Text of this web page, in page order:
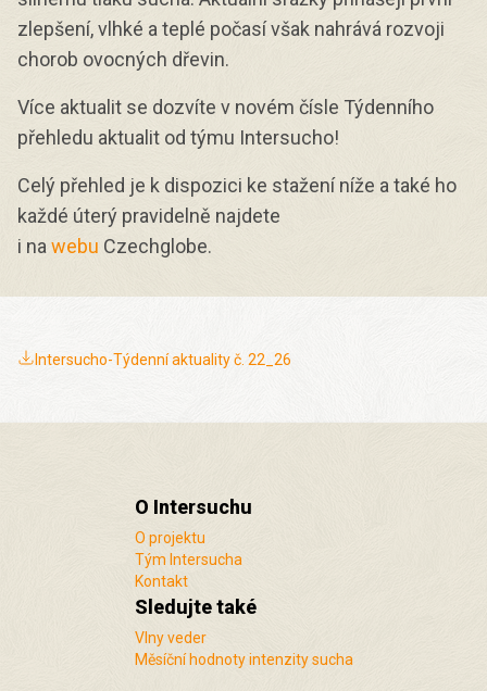
zlepšení, vlhké a teplé počasí však nahrává rozvoji
chorob ovocných dřevin.
Více aktualit se dozvíte v novém čísle Týdenního
přehledu aktualit od týmu Intersucho!
Celý přehled je k dispozici ke stažení níže a také ho
každé úterý pravidelně najdete
i nawebu Czechglobe.
Intersucho-Týdenní aktuality č. 22_26
O Intersuchu
O projektu
Tým Intersucha
Kontakt
Sledujte také
Vlny veder
Měsíční hodnoty intenzity sucha